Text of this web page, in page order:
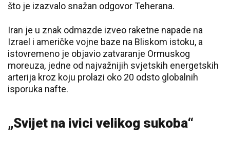
što je izazvalo snažan odgovor Teherana.
Iran je u znak odmazde izveo raketne napade na
Izrael i američke vojne baze na Bliskom istoku, a
istovremeno je objavio zatvaranje Ormuskog
moreuza, jedne od najvažnijih svjetskih energetskih
arterija kroz koju prolazi oko 20 odsto globalnih
isporuka nafte.
„Svijet na ivici velikog sukoba“